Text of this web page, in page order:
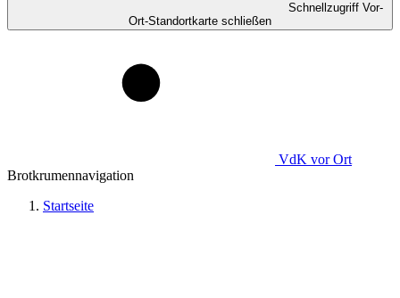
Schnellzugriff Vor-
Ort-Standortkarte schließen
VdK vor Ort
Brotkrumennavigation
Startseite